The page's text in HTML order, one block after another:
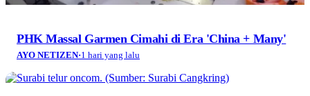
PHK Massal Garmen Cimahi di Era 'China + Many'
AYO NETIZEN·1 hari yang lalu